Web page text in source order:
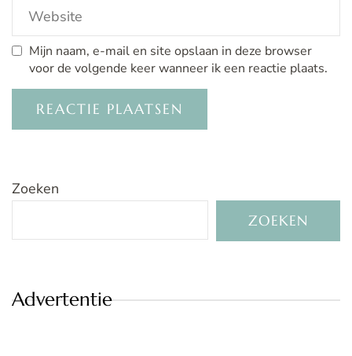
Mijn naam, e-mail en site opslaan in deze browser
voor de volgende keer wanneer ik een reactie plaats.
Zoeken
ZOEKEN
Advertentie